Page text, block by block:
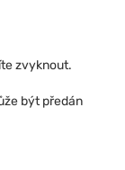
zvyknout.
být předán